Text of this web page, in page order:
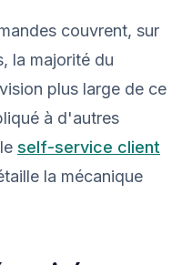
couvrent, sur
la majorité du
plus large de ce
à d'autres
self-service client
la mécanique